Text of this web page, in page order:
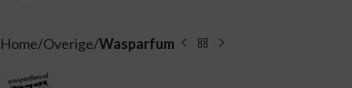
Home Overige Wasparfum